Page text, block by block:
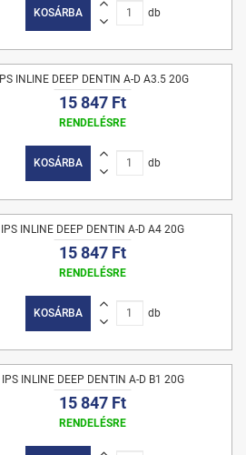
KOSÁRBA db
IPS INLINE DEEP DENTIN A-D A3.5 20G
15 847 Ft
RENDELÉSRE
KOSÁRBA db
IPS INLINE DEEP DENTIN A-D A4 20G
15 847 Ft
RENDELÉSRE
KOSÁRBA db
IPS INLINE DEEP DENTIN A-D B1 20G
15 847 Ft
RENDELÉSRE